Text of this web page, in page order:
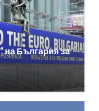
България за